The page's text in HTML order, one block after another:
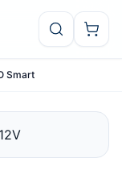
Smart